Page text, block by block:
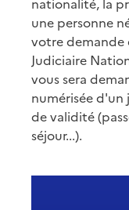
une personne
votre demande
Judiciaire
vous sera
numérisée
de validité
séjour...).